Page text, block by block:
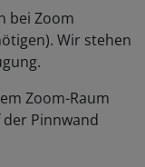
bei Zoom
Wir stehen
Zoom-Raum
Pinnwand